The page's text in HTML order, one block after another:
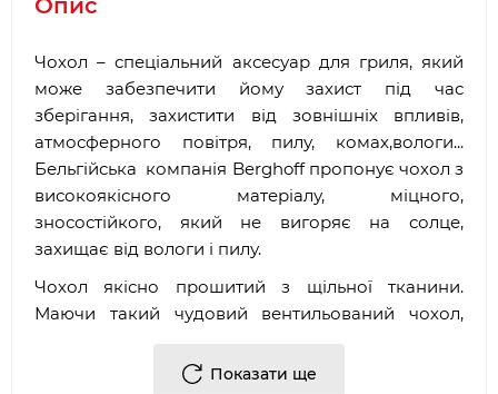
Опис
Чохол – спеціальний аксесуар для гриля, який
може забезпечити йому захист під час
зберігання, захистити від зовнішніх впливів,
атмосферного повітря, пилу, комах,вологи...
Бельгійська компанія Berghoff пропонує чохол з
високоякісного матеріалу, міцного,
зносостійкого, який не вигоряє на солце,
захищає від вологи і пилу.
Чохол якісно прошитий з щільної тканини.
Маючи такий чудовий вентильований чохол,
чудовий зовнішній вигляд, бути чи отримає інші
Показати ще